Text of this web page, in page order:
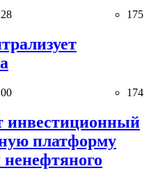
175
174
инвестиционный
платформу